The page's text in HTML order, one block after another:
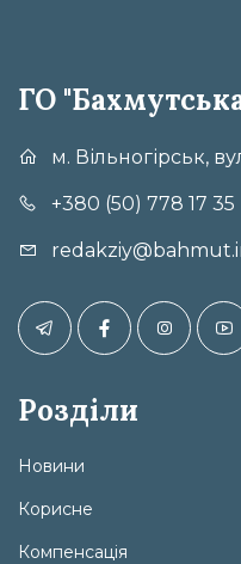
ГО
м. Вільногірськ,
+380 (50) 778 17 35
Розділи
Новини
Корисне
Компенсація